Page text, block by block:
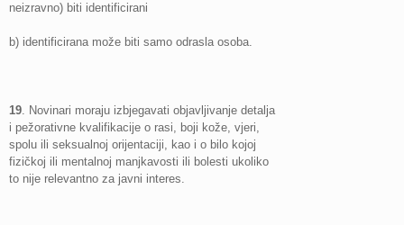
neizravno) biti identificirani
b) identificirana može biti samo odrasla osoba.
19. Novinari moraju izbjegavati objavljivanje detalja
i pežorativne kvalifikacije o rasi, boji kože, vjeri,
spolu ili seksualnoj orijentaciji, kao i o bilo kojoj
fizičkoj ili mentalnoj manjkavosti ili bolesti ukoliko
to nije relevantno za javni interes.